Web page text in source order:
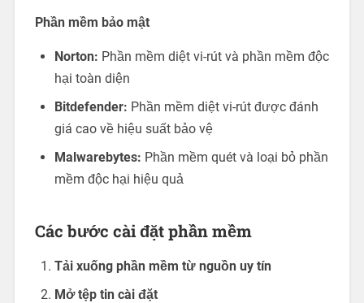
Phần mềm bảo mật
Norton: Phần mềm diệt vi-rút và phần mềm độc
hại toàn diện
Bitdefender: Phần mềm diệt vi-rút được đánh
giá cao về hiệu suất bảo vệ
Malwarebytes: Phần mềm quét và loại bỏ phần
mềm độc hại hiệu quả
Các bước cài đặt phần mềm
Tải xuống phần mềm từ nguồn uy tín
Mở tệp tin cài đặt